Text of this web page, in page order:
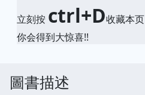
立刻按 ctrl+D收藏本页
你会得到大惊喜!!
圖書描述